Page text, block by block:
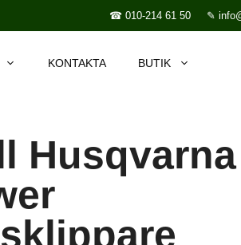
☎ 010-214 61 50 ✎
KONTAKTA BUTIK
Husqvarna